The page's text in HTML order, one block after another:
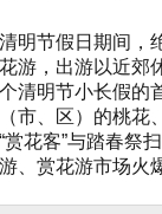
明节假日期间，
游，出游以近郊
清明节小长假的
市、区）的桃花
花客”与踏春祭
、赏花游市场火